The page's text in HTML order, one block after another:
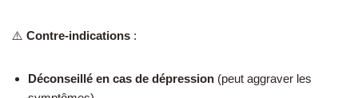
⚠️ Contre-indications :
Déconseillé en cas de dépression (peut aggraver les